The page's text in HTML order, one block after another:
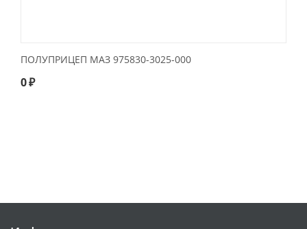
ПОЛУПРИЦЕП МАЗ 975830-3025-000
0₽